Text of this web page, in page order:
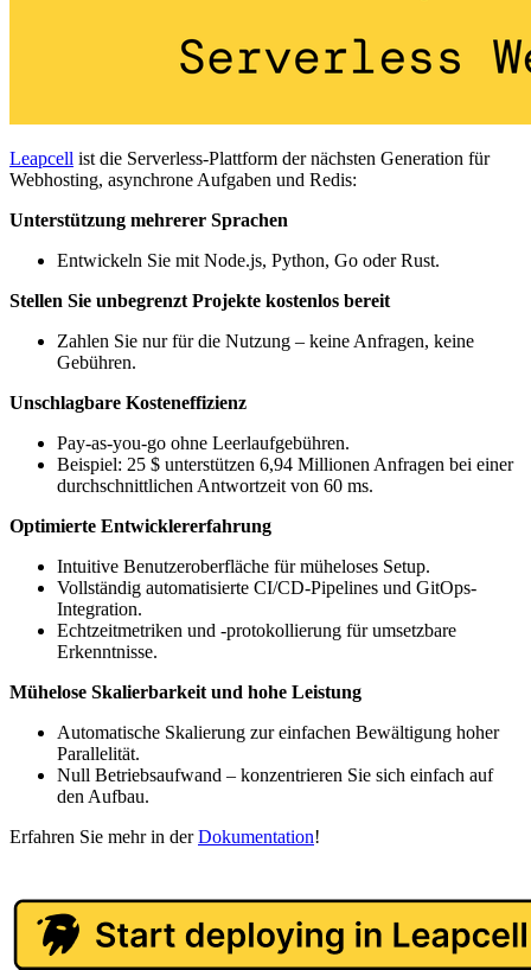
Leapcell ist die Serverless-Plattform der nächsten Generation für
Webhosting, asynchrone Aufgaben und Redis:
Unterstützung mehrerer Sprachen
Entwickeln Sie mit Node.js, Python, Go oder Rust.
Stellen Sie unbegrenzt Projekte kostenlos bereit
Zahlen Sie nur für die Nutzung – keine Anfragen, keine
Gebühren.
Unschlagbare Kosteneffizienz
Pay-as-you-go ohne Leerlaufgebühren.
Beispiel: 25 $ unterstützen 6,94 Millionen Anfragen bei einer
durchschnittlichen Antwortzeit von 60 ms.
Optimierte Entwicklererfahrung
Intuitive Benutzeroberfläche für müheloses Setup.
Vollständig automatisierte CI/CD-Pipelines und GitOps-
Integration.
Echtzeitmetriken und -protokollierung für umsetzbare
Erkenntnisse.
Mühelose Skalierbarkeit und hohe Leistung
Automatische Skalierung zur einfachen Bewältigung hoher
Parallelität.
Null Betriebsaufwand – konzentrieren Sie sich einfach auf
den Aufbau.
Erfahren Sie mehr in derDokumentation!